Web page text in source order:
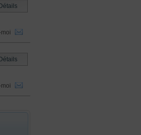
Détails
Détails